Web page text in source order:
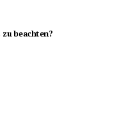
beachten?